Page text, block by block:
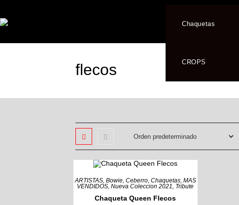
Chaquetas
CROPS
flecos
ARTISTAS, Bowie, Ceberro, Chaquetas, MAS
VENDIDOS,Nueva Coleccion 2021, Tribute
Chaqueta Queen Flecos